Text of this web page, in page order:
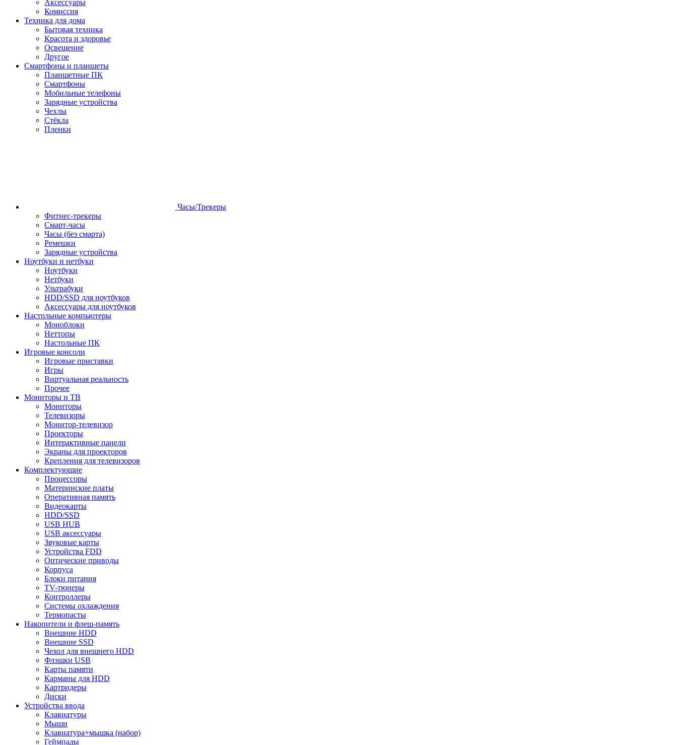
Аксессуары
Комиссия
Техника для дома
Бытовая техника
Красота и здоровье
Освещение
Другое
Смартфоны и планшеты
Планшетные ПК
Смартфоны
Мобильные телефоны
Зарядные устройства
Чехлы
Стёкла
Пленки
Часы/Трекеры
Фитнес-трекеры
Смарт-часы
Часы (без смарта)
Ремешки
Зарядные устройства
Ноутбуки и нетбуки
Ноутбуки
Нетбуки
Ультрабуки
HDD/SSD для ноутбуков
Аксессуары для ноутбуков
Настольные компьютеры
Моноблоки
Неттопы
Настольные ПК
Игровые консоли
Игровые приставки
Игры
Виртуальная реальность
Прочее
Мониторы и ТВ
Мониторы
Телевизоры
Монитор-телевизор
Проекторы
Интерактивные панели
Экраны для проекторов
Крепления для телевизоров
Комплектующие
Процессоры
Материнские платы
Оперативная память
Видеокарты
HDD/SSD
USB HUB
USB аксессуары
Звуковые карты
Устройства FDD
Оптические приводы
Корпуса
Блоки питания
TV-тюнеры
Контроллеры
Системы охлаждения
Термопасты
Накопители и флеш-память
Внешние HDD
Внешние SSD
Чехол для внешнего HDD
Флэшки USB
Карты памяти
Карманы для HDD
Картридеры
Диски
Устройства ввода
Клавиатуры
Мыши
Клавиатура+мышка (набор)
Геймпады